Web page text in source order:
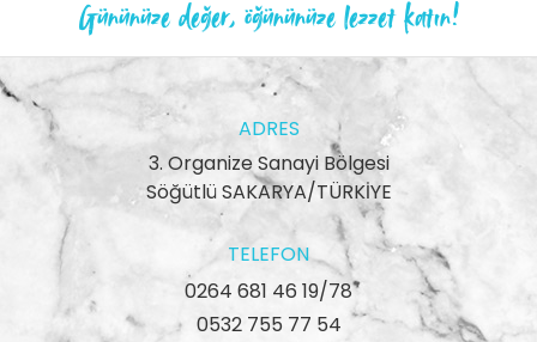
Gününüze değer, öğününüze lezzet katın!
ADRES
3. Organize Sanayi Bölgesi
Söğütlü SAKARYA/TÜRKİYE
TELEFON
0264 681 46 19/78
0532 755 77 54